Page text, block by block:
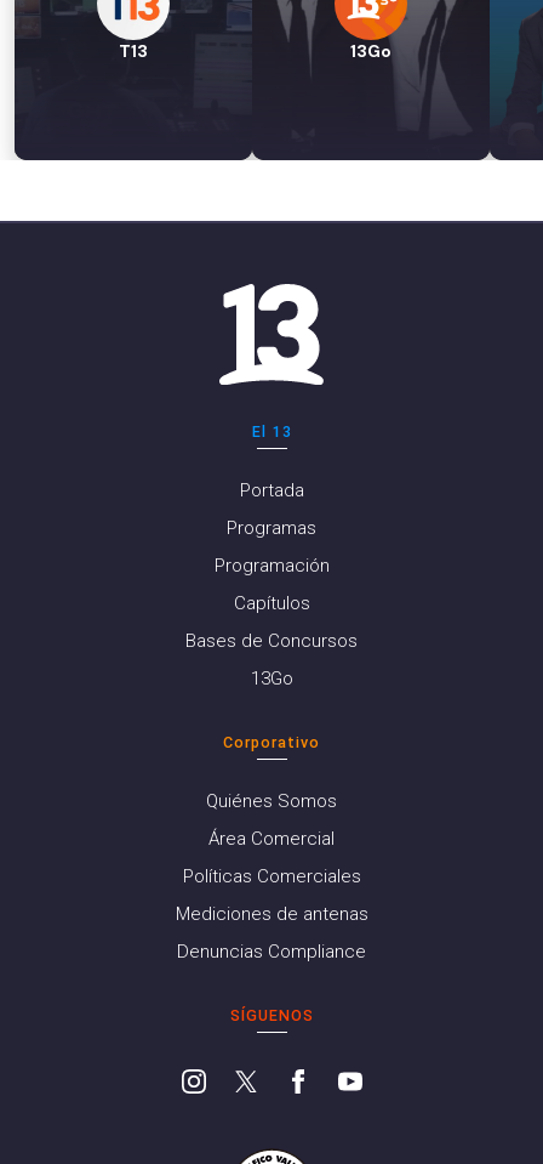
T13 13Go
El 13
Portada
Programas
Programación
Capítulos
Bases de Concursos
13Go
Corporativo
Quiénes Somos
Área Comercial
Políticas Comerciales
Mediciones de antenas
Denuncias Compliance
SÍGUENOS